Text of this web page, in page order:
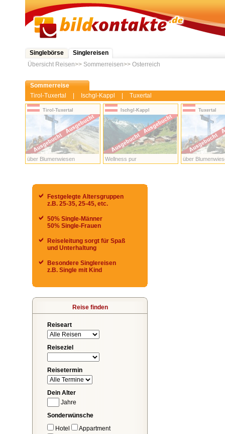
Singlebörse
Singlereisen
Übersicht Reisen>> Sommerreisen>> Osterreich
Sommerreise
Tirol-Tuxertal
Ischgl-Kappl Tuxertal
Tirol-Tuxertal
über Blumenwiesen
Ischgl-Kappl
Wellness pur
Tuxertal
über
Festgelegte Altersgruppen
z.B. 25-35, 25-45, etc.
50% Single-Männer
50% Single-Frauen
Reiseleitung sorgt für Spaß
und Unterhaltung
Besondere Singlereisen
z.B. Single mit Kind
Reise finden
Reiseart
Reiseziel
Reisetermin
Dein Alter
Jahre
Sonderwünsche
Hotel
Appartment